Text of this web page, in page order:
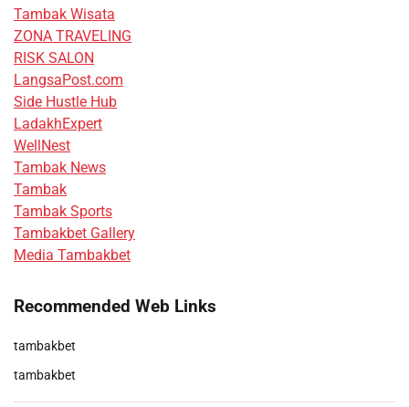
Tambak Wisata
ZONA TRAVELING
RISK SALON
LangsaPost.com
Side Hustle Hub
LadakhExpert
WellNest
Tambak News
Tambak
Tambak Sports
Tambakbet Gallery
Media Tambakbet
Recommended Web Links
tambakbet
tambakbet